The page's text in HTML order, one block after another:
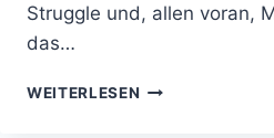
Struggle und, allen voran,
das…
WEITERLESEN MARVEL